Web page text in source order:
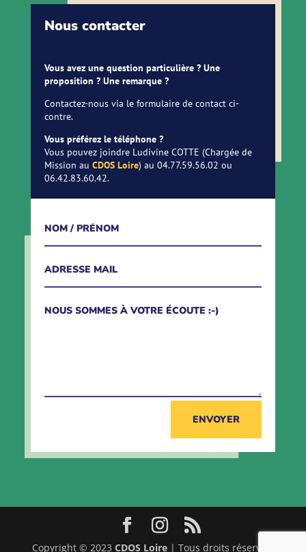
Nous contacter
Vous avez une question particulière ? Une
proposition ? Une remarque ?
Contactez-nous via le formulaire de contact ci-
contre.
Vous préférez le téléphone ?
Vous pouvez joindre Ludivine COTTE (Chargée de
Mission au CDOS Loire) au 04.77.59.56.02 ou
06.42.83.60.42.
ENVOYER
Copyright © 2023 CDOS Loire| Tous droits réservés.